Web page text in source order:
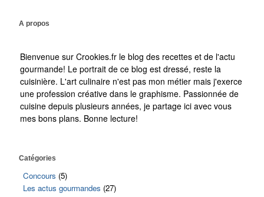
A propos
Bienvenue sur Crookies.fr le blog des recettes et de l'actu
gourmande! Le portrait de ce blog est dressé, reste la
cuisinière. L'art culinaire n'est pas mon métier mais j'exerce
une profession créative dans le graphisme. Passionnée de
cuisine depuis plusieurs années, je partage ici avec vous
mes bons plans. Bonne lecture!
Catégories
Concours (5)
Les actus gourmandes (27)